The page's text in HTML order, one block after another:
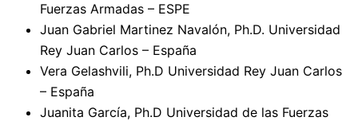
Fuerzas Armadas – ESPE
Juan Gabriel Martinez Navalón, Ph.D. Universidad
Rey Juan Carlos – España
Vera Gelashvili, Ph.D Universidad Rey Juan Carlos
– España
Juanita García, Ph.D Universidad de las Fuerzas